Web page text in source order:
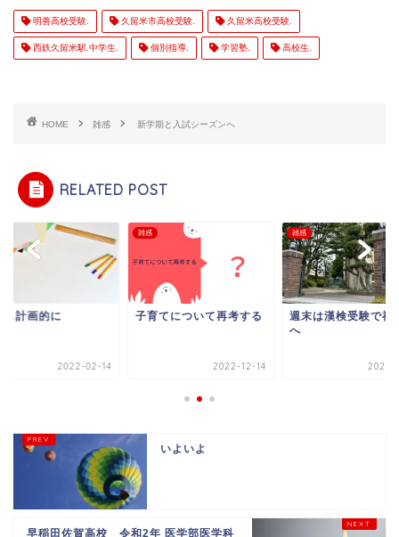
明善高校受験. 久留米市高校受験. 久留米高校受験.
西鉄久留米駅.中学生. 個別指導. 学習塾. 高校生.
HOME 雑感 新学期と入試シーズンへ
RELATED POST
も計画的に
2022-02-14
雑感
子育てについて再考する
2022-12-14
雑感
週末は漢検受験で福
へ
2024-
いよいよ
早稲田佐賀高校 令和2年 医学部医学科